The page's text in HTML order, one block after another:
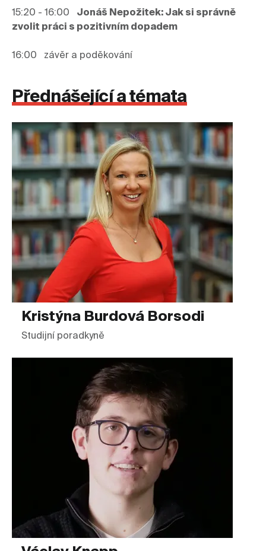
15:20 - 16:00 Jonáš Nepožitek: Jak si správně
zvolit práci s pozitivním dopadem
16:00   závěr a poděkování
Přednášející a témata
Kristýna Burdová Borsodi
Studijní poradkyně